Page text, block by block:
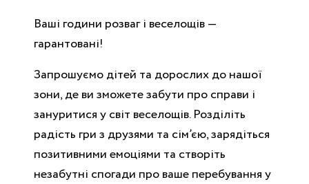
Ваші години розваг і веселощів —
гарантовані!
Запрошуємо дітей та дорослих до нашої
зони, де ви зможете забути про справи і
зануритися у світ веселощів. Розділіть
радість гри з друзями та сім’єю, зарядіться
позитивними емоціями та створіть
незабутні спогади про ваше перебування у